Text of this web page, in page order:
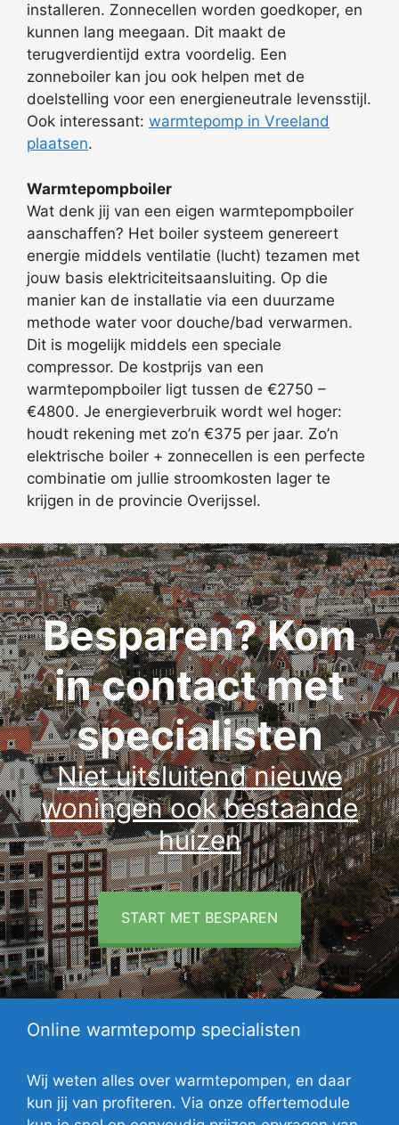
installeren. Zonnecellen worden goedkoper, en
kunnen lang meegaan. Dit maakt de
terugverdientijd extra voordelig. Een
zonneboiler kan jou ook helpen met de
doelstelling voor een energieneutrale levensstijl.
Ook interessant: warmtepomp in Vreeland
plaatsen.
Warmtepompboiler
Wat denk jij van een eigen warmtepompboiler
aanschaffen? Het boiler systeem genereert
energie middels ventilatie (lucht) tezamen met
jouw basis elektriciteitsaansluiting. Op die
manier kan de installatie via een duurzame
methode water voor douche/bad verwarmen.
Dit is mogelijk middels een speciale
compressor. De kostprijs van een
warmtepompboiler ligt tussen de €2750 –
€4800. Je energieverbruik wordt wel hoger:
houdt rekening met zo’n €375 per jaar. Zo’n
elektrische boiler + zonnecellen is een perfecte
combinatie om jullie stroomkosten lager te
krijgen in de provincie Overijssel.
Besparen? Kom
in contact met
specialisten
Niet uitsluitend nieuwe
woningen ook bestaande
huizen
START MET BESPAREN
Online warmtepomp specialisten
Wij weten alles over warmtepompen, en daar
kun jij van profiteren. Via onze offertemodule